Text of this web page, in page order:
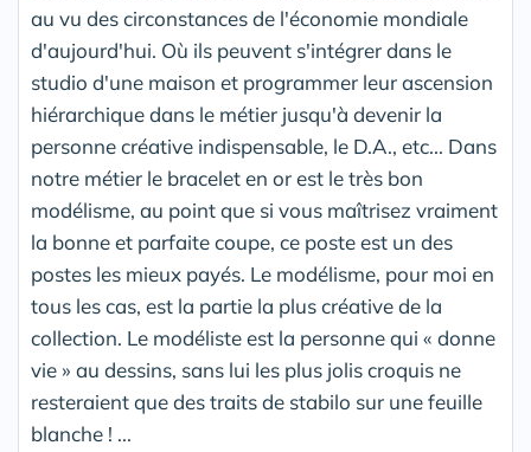
au vu des circonstances de l'économie mondiale
d'aujourd'hui. Où ils peuvent s'intégrer dans le
studio d'une maison et programmer leur ascension
hiérarchique dans le métier jusqu'à devenir la
personne créative indispensable, le D.A., etc... Dans
notre métier le bracelet en or est le très bon
modélisme, au point que si vous maîtrisez vraiment
la bonne et parfaite coupe, ce poste est un des
postes les mieux payés. Le modélisme, pour moi en
tous les cas, est la partie la plus créative de la
collection. Le modéliste est la personne qui « donne
vie » au dessins, sans lui les plus jolis croquis ne
resteraient que des traits de stabilo sur une feuille
blanche ! ...